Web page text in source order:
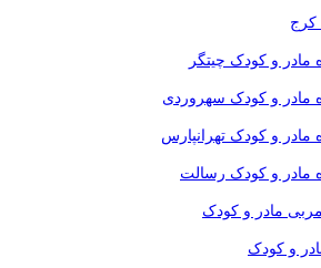
کرج
مادر و کودک چیتگر
مادر و کودک سهروردی
مادر و کودک تهرانپارس
مادر و کودک رسالت
مادر و کودک
و کودک